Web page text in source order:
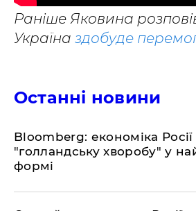
Раніше Яковина
Україна здобуде
Останні новини
Bloomberg: економіка
"голландську хворобу" у
формі